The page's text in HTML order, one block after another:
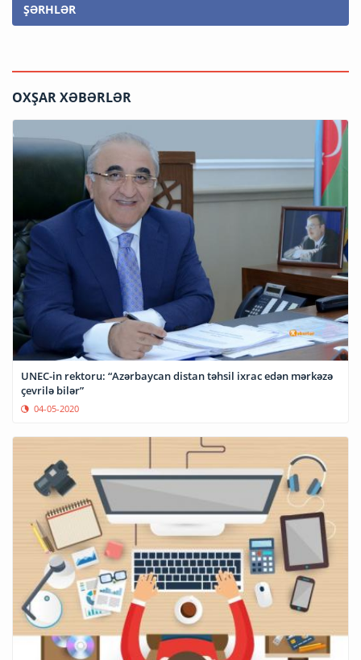
ŞƏRHLƏR
OXŞAR XƏBƏRLƏR
UNEC-in rektoru: “Azərbaycan distan təhsil ixrac edən mərkəzə
çevrilə bilər”
04-05-2020